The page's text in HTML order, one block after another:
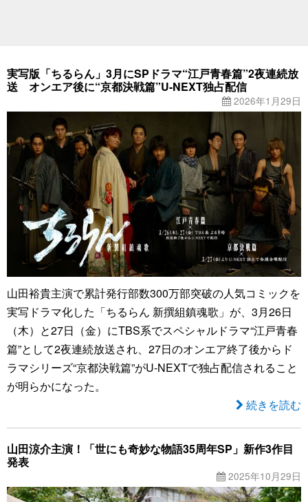
実写版「ちるらん」3月にSPドラマ“江戸青春篇”2夜連続放
送 オンエア後に“京都決戦篇”U-NEXT独占配信
2026年1月29日
山田裕貴主演で累計発行部数300万部突破の人気コミックを
実写ドラマ化した「ちるらん 新撰組鎮魂歌」が、3月26日
（木）と27日（金）にTBS系でスペシャルドラマ“江戸青春
篇”として2夜連続放送され、27日のオンエア終了後からド
ラマシリーズ“京都決戦篇”がU-NEXTで独占配信されること
が明らかになった。
続きを読む
山田涼介主演！「世にも奇妙な物語35周年SP」新作3作目
発表
2025年10月29日